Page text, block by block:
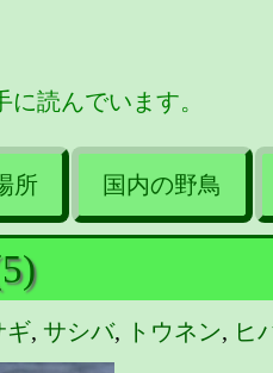
読んでいます。
所 国内の野鳥
ギ, サシバ, トウネン, ヒ